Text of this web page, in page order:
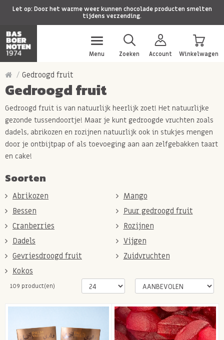
Let op: Door het warme weer kunnen chocolade producten smelten
tijdens verzending.
Menu Zoeken Account Winkelwagen
Gedroogd fruit
Gedroogd fruit
Gedroogd fruit is van natuurlijk heerlijk zoet! Het natuurlijke
gezonde tussendoortje! Maar je kunt gedroogde vruchten zoals
dadels, abrikozen en rozijnen natuurlijk ook in stukjes mengen
door je ontbijtpap of als toevoeging aan aan zelfgebakken taart
en cake!
Soorten
Abrikozen
Bessen
Cranberries
Dadels
Gevriesdroogd fruit
Kokos
Mango
Puur gedroogd fruit
Rozijnen
Vijgen
Zuidvruchten
109 product(en)